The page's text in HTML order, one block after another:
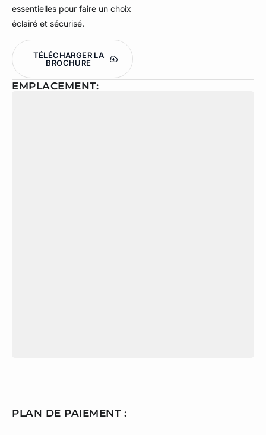
essentielles pour faire un choix
éclairé et sécurisé.
TÉLÉCHARGER LA
BROCHURE
EMPLACEMENT:
PLAN DE PAIEMENT :